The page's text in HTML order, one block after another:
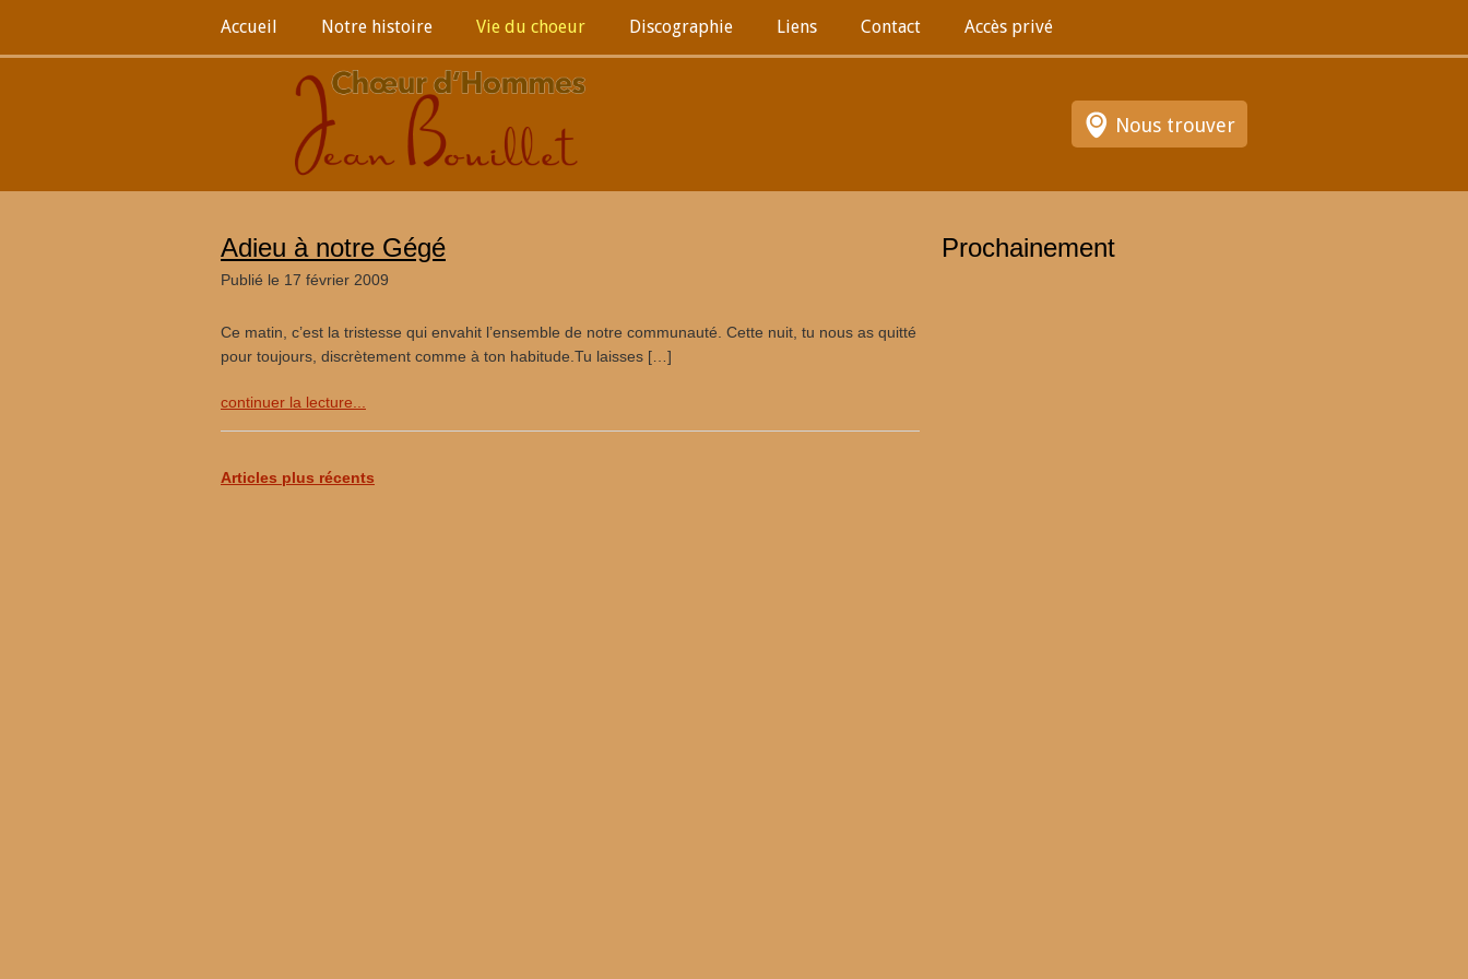
Accueil Notre histoire Vie du choeur Discographie Liens Contact Accès privé
Nous trouver
Adieu à notre Gégé
Publié le 17 février 2009
Ce matin, c’est la tristesse qui envahit l’ensemble de notre communauté. Cette nuit, tu nous as quitté
pour toujours, discrètement comme à ton habitude.Tu laisses […]
continuer la lecture...
Articles plus récents
Prochainement